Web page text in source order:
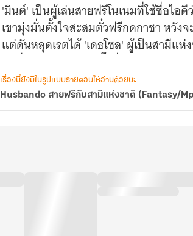
'มินต์' เป็นผู้เล่นสายฟรีโนเนมที่ใช้ชื่อไอดี
เขามุ่งมั่นตั้งใจสะสมตั๋วฟรีกดกาชา หวัง
แต่ดันหลุดเรตได้ 'เดธโซล' ผู้เป็นสามีแห่
คนอื่นอาจฟินจัดจนกรี๊ดลั่น แต่มินต์ไม่ดีใ
จนกระทั่งวันหนึ่ง มินต์ก็ทะลุมิติเข้าไปในโ
แล้วได้เจอกับตัวละครแย่งเรตชาวบ้าน
คำเตือน: Mpreg, Breastfeeding,
เรื่องนี้ยังมีในรูปแบบรายตอนให้อ่านด้วยนะ
Husbando สายฟรีกับสามีแห่งชาติ (Fantasy/